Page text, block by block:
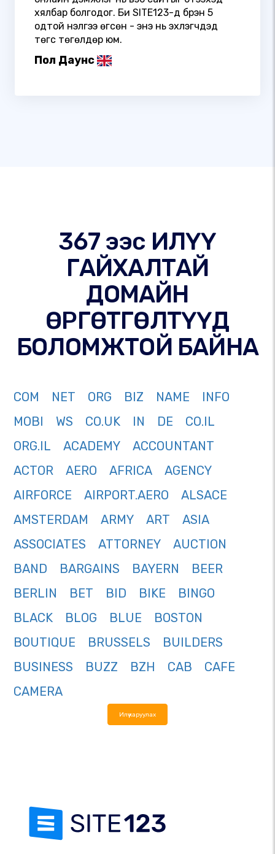
хялбар болгодог. Би SITE123-д бүрэн 5
одтой үнэлгээ өгсөн - энэ нь эхлэгчдэд
төгс төгөлдөр юм.
Пол Даунс
367 ээс ИЛҮҮ
ГАЙХАЛТАЙ
ДОМАЙН
ӨРГӨТГӨЛТҮҮД
БОЛОМЖТОЙ БАЙНА
COM NET ORG BIZ NAME
INFO
MOBI
WS CO.UK IN DE
CO.IL
ORG.IL
ACADEMY
ACCOUNTANT
ACTOR
AERO AFRICA
AGENCY
AIRFORCE
AIRPORT.AERO
ALSACE
AMSTERDAM
ARMY ART
ASIA
ASSOCIATES
ATTORNEY
AUCTION
BAND
BARGAINS BAYERN
BEER
BERLIN
BET BID BIKE
BINGO
BLACK
BLOG BLUE
BOSTON
BOUTIQUE
BRUSSELS
BUILDERS
BUSINESS
BUZZ BZH CAB
CAFE
CAMERA
Илүү харуулах